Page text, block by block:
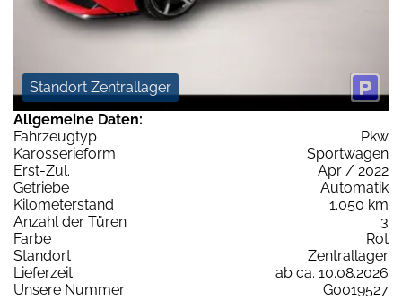
Standort Zentrallager
Allgemeine Daten:
Fahrzeugtyp
Pkw
Karosserieform
Sportwagen
Erst-Zul.
Apr / 2022
Getriebe
Automatik
Kilometerstand
1.050 km
Anzahl der Türen
3
Farbe
Rot
Standort
Zentrallager
Lieferzeit
ab ca. 10.08.2026
Unsere Nummer
G0019527